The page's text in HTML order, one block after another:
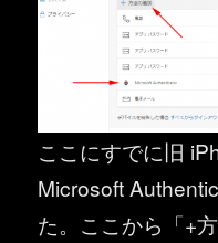
ここにすでに旧
Microsoft
た。ここから「+